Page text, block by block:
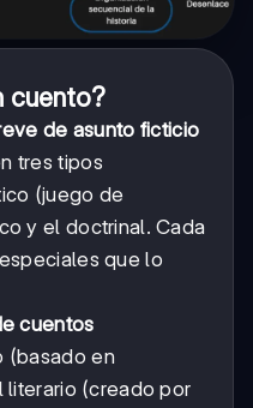
cuento?
de asunto ficticio
tres tipos
(juego de
y el doctrinal. Cada
que lo
cuentos
(basado en
literario (creado por